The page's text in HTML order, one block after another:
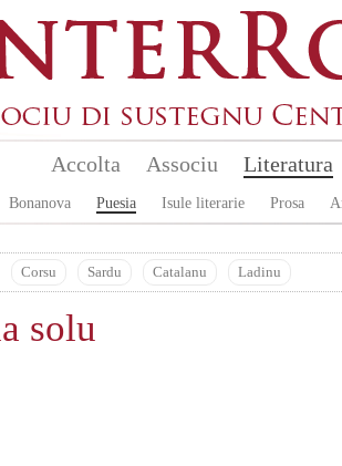
Accolta Associu Literatura
Bonanova Puesia Isule literarie Prosa
Corsu Sardu Catalanu Ladinu
solu